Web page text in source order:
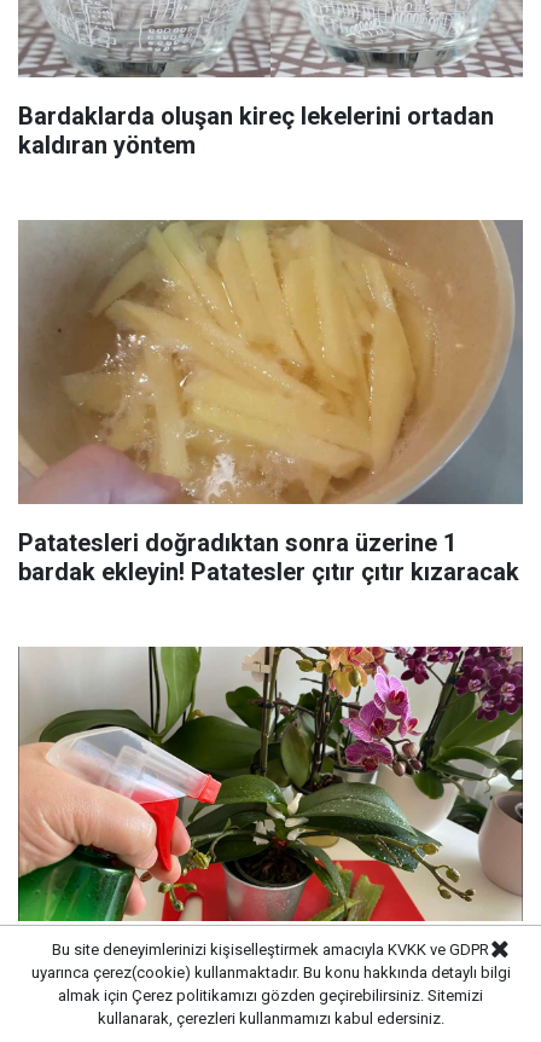
Bardaklarda oluşan kireç lekelerini ortadan
kaldıran yöntem
Patatesleri doğradıktan sonra üzerine 1
bardak ekleyin! Patatesler çıtır çıtır kızaracak
Yaz geldi çiçeklerinizi sularken dikkat edin:
Çiçekleri mahveden bilinmeyen hata...
Bu site deneyimlerinizi kişiselleştirmek amacıyla KVKK ve GDPR
uyarınca çerez(cookie) kullanmaktadır. Bu konu hakkında detaylı bilgi
almak için Çerez politikamızı gözden geçirebilirsiniz. Sitemizi
kullanarak, çerezleri kullanmamızı kabul edersiniz.